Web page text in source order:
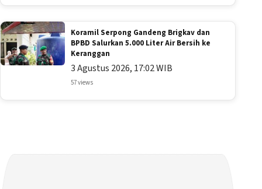
Koramil Serpong Gandeng Brigkav dan
BPBD Salurkan 5.000 Liter Air Bersih ke
Keranggan
3 Agustus 2026, 17:02 WIB
57 views